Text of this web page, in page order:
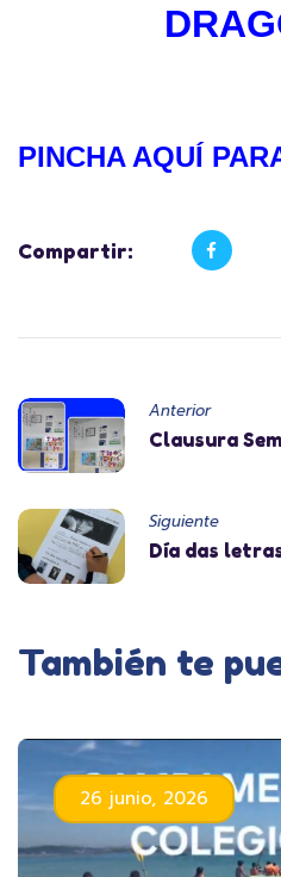
PINCHA AQUÍ
Compartir:
Anterior
Clausura
Siguiente
Día das
También te
26 junio, 2026